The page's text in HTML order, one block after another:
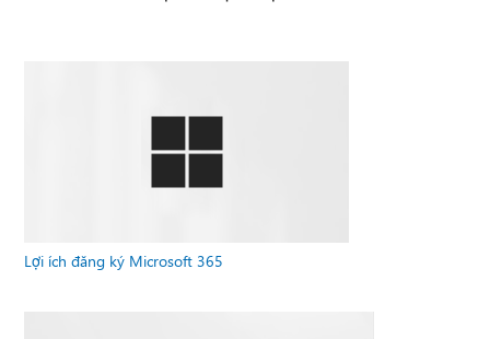
Lợi ích đăng ký Microsoft 365